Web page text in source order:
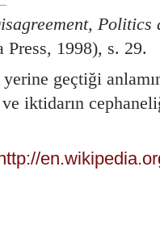
Politics
1998), s. 29.
geçtiği
iktidarın
http://